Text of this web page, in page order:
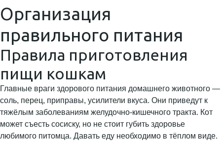
Организация
правильного питания
Правила приготовления
пищи кошкам
Главные враги здорового питания домашнего животного —
соль, перец, приправы, усилители вкуса. Они приведут к
тяжёлым заболеваниям желудочно-кишечного тракта. Кот
может съесть сосиску, но не стоит губить здоровье
любимого питомца. Давать еду необходимо в тёплом виде.